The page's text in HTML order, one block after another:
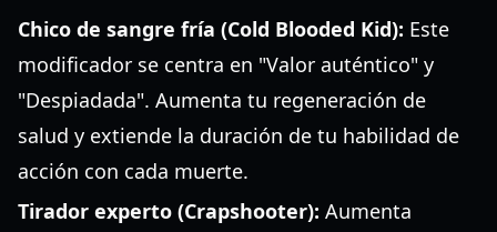
Chico de sangre fría (Cold Blooded Kid): Este
modificador se centra en "Valor auténtico" y
"Despiadada". Aumenta tu regeneración de
salud y extiende la duración de tu habilidad de
acción con cada muerte.
Tirador experto (Crapshooter): Aumenta